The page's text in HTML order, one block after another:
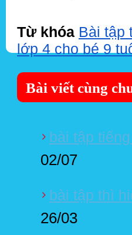
Từ khóa Bài tập
lớp 4 cho bé 9
Bài viết cùng
bài tập
02/07
bài tập thì
26/03